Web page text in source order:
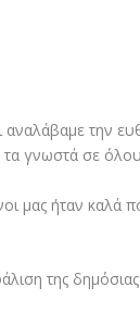
την
γνωστά σε
μας ήταν καλά
της